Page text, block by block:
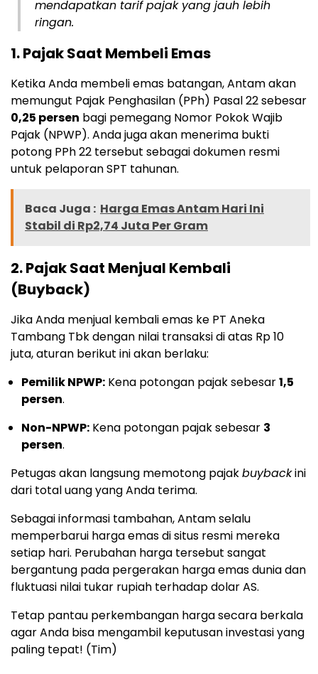
mendapatkan tarif pajak yang jauh lebih
ringan.
1. Pajak Saat Membeli Emas
Ketika Anda membeli emas batangan, Antam akan
memungut Pajak Penghasilan (PPh) Pasal 22 sebesar
0,25 persen bagi pemegang Nomor Pokok Wajib
Pajak (NPWP). Anda juga akan menerima bukti
potong PPh 22 tersebut sebagai dokumen resmi
untuk pelaporan SPT tahunan.
Baca Juga : Harga Emas Antam Hari Ini
Stabil di Rp2,74 Juta Per Gram
2. Pajak Saat Menjual Kembali
(Buyback)
Jika Anda menjual kembali emas ke PT Aneka
Tambang Tbk dengan nilai transaksi di atas Rp 10
juta, aturan berikut ini akan berlaku:
Pemilik NPWP: Kena potongan pajak sebesar1,5
persen.
Non-NPWP: Kena potongan pajak sebesar 3
persen.
Petugas akan langsung memotong pajakbuybackini
dari total uang yang Anda terima.
Sebagai informasi tambahan, Antam selalu
memperbarui harga emas di situs resmi mereka
setiap hari. Perubahan harga tersebut sangat
bergantung pada pergerakan harga emas dunia dan
fluktuasi nilai tukar rupiah terhadap dolar AS.
Tetap pantau perkembangan harga secara berkala
agar Anda bisa mengambil keputusan investasi yang
paling tepat! (Tim)